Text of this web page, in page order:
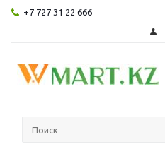
+7 727 31 22 666